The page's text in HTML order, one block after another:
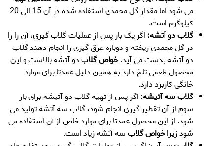
می شود اما مقدار گل محمدی استفاده شده در آن 15 الی 20
کیلوگرم است.
گلاب دو آتشه: اگر یک بار پس از عملیات گلاب گیری، آن را را
در گل محمدی ریخته و دوباره عرق گیری را انجام دهند گلاب
دو آتشه بدست می آید.خواص گلابدو آتشه بالاست و این
محصول طعمی تلخ دارد به همین دلیل عمدتا برای موارد
خانگی کاربرد دارد.
گلاب سه آتیشه: اگر پس از تهیه گلاب دو آتیشه برای بار
سوم از آن تقطیر گیری انجام شود، گلاب سه آتشه تولید می
شود. از این محصول عمدتا برای موارد خاص از آن استفاده می
شود زیراخواص گلابسه آتشه زیاد است.